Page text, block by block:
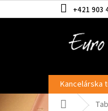
na
+421 903
Kancelárska
Domov